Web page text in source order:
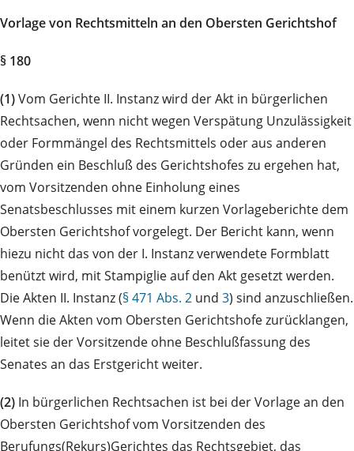
Vorlage von Rechtsmitteln an den Obersten Gerichtshof
§ 180
(1)Vom Gerichte II. Instanz wird der Akt in bürgerlichen
Rechtsachen, wenn nicht wegen Verspätung Unzulässigkeit
oder Formmängel des Rechtsmittels oder aus anderen
Gründen ein Beschluß des Gerichtshofes zu ergehen hat,
vom Vorsitzenden ohne Einholung eines
Senatsbeschlusses mit einem kurzen Vorlageberichte dem
Obersten Gerichtshof vorgelegt. Der Bericht kann, wenn
hiezu nicht das von der I. Instanz verwendete Formblatt
benützt wird, mit Stampiglie auf den Akt gesetzt werden.
Die Akten II. Instanz (§ 471 Abs. 2 und 3) sind anzuschließen.
Wenn die Akten vom Obersten Gerichtshofe zurücklangen,
leitet sie der Vorsitzende ohne Beschlußfassung des
Senates an das Erstgericht weiter.
(2) In bürgerlichen Rechtsachen ist bei der Vorlage an den
Obersten Gerichtshof vom Vorsitzenden des
Berufungs(Rekurs)Gerichtes das Rechtsgebiet, das